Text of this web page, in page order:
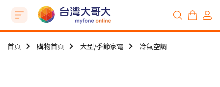
首頁 購物首頁 大型/季節家電 冷氣空調